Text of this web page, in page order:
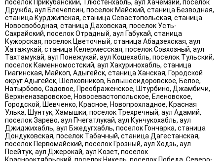
поселок Прикубанский, Тлюстенхабль, аул Хачемзий, поселок
Дружба, аул Блечепсин, поселок Майский, станица Безводная,
станица Курджипская, станица Севастопольская, станица
Новосвободная, станица Даховская, поселок Усть-
Сахрайский, поселок Отрадный, аул Габукай, станица
Кужорская, поселок Цветочный, станица Абадзехская, аул
Хатажукай, станица Келермесская, поселок Совхозный, аул
Тахтамукай, аул Понежукай, аул Кошехабль, поселок Тульский,
поселок Каменномостский, аул Хакуринохабль, станица
Гиагинская, Майкоп, Адыгейск, станица Ханская, Городской
округ Адыгейск, Шелковников, Большесидоровское, Белое,
Натырбово, Садовое, Преображенское, Штурбино, Джамбичи,
Верхненазаровское, Новосевастопольское, Еленовское,
Городской, Шевченко, Красное, Новопрохладное, Красная
Улька, Шунтук, Хамышки, поселок Трехречный, аул Адамий,
поселок Зарево, аул Пчегатлукай, аул Кунчукохабль, аул
Джиджихабль, аул Бжедугхабль, поселок Гончарка, станица
Дондуковская, поселок Табачный, станица Дагестанская,
поселок Первомайский, поселок Грозный, аул Ходзь, аул
Псейтук, аул Джерокай, аул Козет, поселок